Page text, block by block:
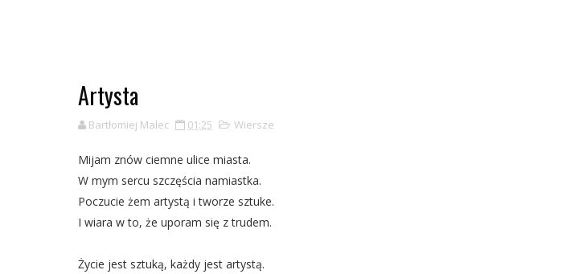
Artysta
Bartłomiej Malec 01:25 Wiersze
Mijam znów ciemne ulice miasta.
W mym sercu szczęścia namiastka.
Poczucie żem artystą i tworze sztuke.
I wiara w to, że uporam się z trudem.
Życie jest sztuką, każdy jest artystą.